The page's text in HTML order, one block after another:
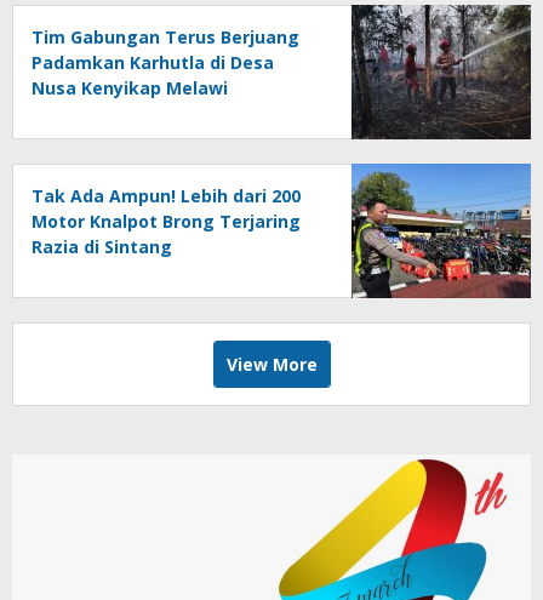
Tim Gabungan Terus Berjuang
Padamkan Karhutla di Desa
Nusa Kenyikap Melawi
Tak Ada Ampun! Lebih dari 200
Motor Knalpot Brong Terjaring
Razia di Sintang
View More